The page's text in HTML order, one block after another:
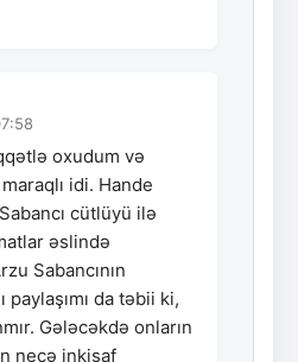
oxudum və
idi. Hande
cütlüyü ilə
əslində
Sabancının
paylaşımı da təbii ki,
Gələcəkdə onların
necə inkişaf